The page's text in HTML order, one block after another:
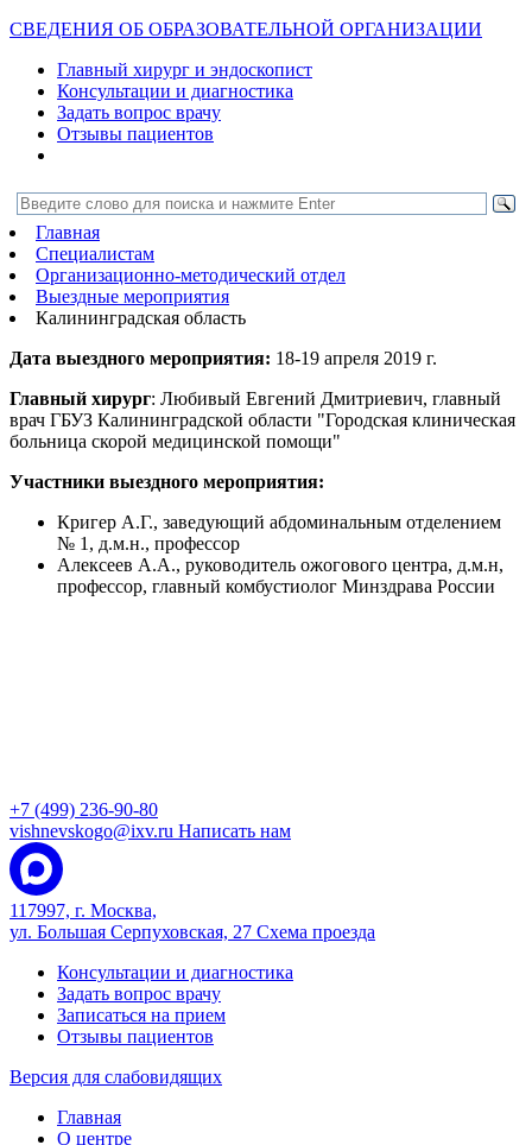
СВЕДЕНИЯ ОБ ОБРАЗОВАТЕЛЬНОЙ ОРГАНИЗАЦИИ
Главный хирург и эндоскопист
Консультации и диагностика
Задать вопрос врачу
Отзывы пациентов
Главная
Специалистам
Организационно-методический отдел
Выездные мероприятия
Калининградская область
Дата выездного мероприятия: 18-19 апреля 2019 г.
Главный хирург: Любивый Евгений Дмитриевич, главный
врач ГБУЗ Калининградской области "Городская клиническая
больница скорой медицинской помощи"
Участники выездного мероприятия:
Кригер А.Г., заведующий абдоминальным отделением
№ 1, д.м.н., профессор
Алексеев А.А., руководитель ожогового центра, д.м.н,
профессор, главный комбустиолог Минздрава России
+7 (499) 236-90-80
vishnevskogo@ixv.ru Написать нам
117997, г. Москва,
ул. Большая Серпуховская, 27 Схема проезда
Консультации и диагностика
Задать вопрос врачу
Записаться на прием
Отзывы пациентов
Версия для слабовидящих
Главная
О центре